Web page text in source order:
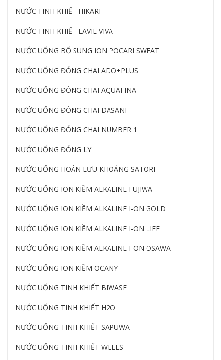
NƯỚC TINH KHIẾT HIKARI
NƯỚC TINH KHIẾT LAVIE VIVA
NƯỚC UỐNG BỔ SUNG ION POCARI SWEAT
NƯỚC UỐNG ĐÓNG CHAI ADO+PLUS
NƯỚC UỐNG ĐÓNG CHAI AQUAFINA
NƯỚC UỐNG ĐÓNG CHAI DASANI
NƯỚC UỐNG ĐÓNG CHAI NUMBER 1
NƯỚC UỐNG ĐÓNG LY
NƯỚC UỐNG HOÀN LƯU KHOÁNG SATORI
NƯỚC UỐNG ION KIỀM ALKALINE FUJIWA
NƯỚC UỐNG ION KIỀM ALKALINE I-ON GOLD
NƯỚC UỐNG ION KIỀM ALKALINE I-ON LIFE
NƯỚC UỐNG ION KIỀM ALKALINE I-ON OSAWA
NƯỚC UỐNG ION KIỀM OCANY
NƯỚC UỐNG TINH KHIẾT BIWASE
NƯỚC UỐNG TINH KHIẾT H2O
NƯỚC UỐNG TINH KHIẾT SAPUWA
NƯỚC UỐNG TINH KHIẾT WELLS